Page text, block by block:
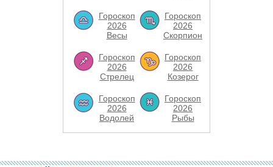
Гороскоп
2026
Весы
Гороскоп
2026
Скорпион
Гороскоп
2026
Стрелец
Гороскоп
2026
Козерог
Гороскоп
2026
Водолей
Гороскоп
2026
Рыбы